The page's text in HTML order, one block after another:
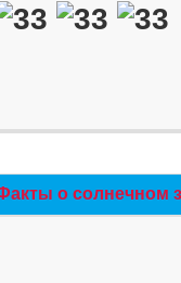
о солнечном